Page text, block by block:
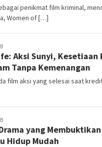
penikmat film kriminal,
Women of […]
Aksi Sunyi, Kesetiaan
Tanpa Kemenangan
film aksi yang selesai saat
yang
Hidup Mudah